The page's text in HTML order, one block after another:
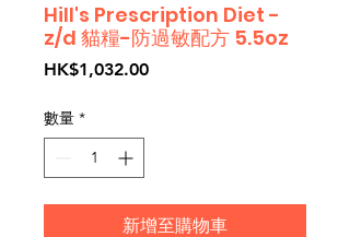
Hill's Prescription Diet -
z/d 貓糧-防過敏配方 5.5oz
HK$1,032.00價
數量 *
新增至購物車